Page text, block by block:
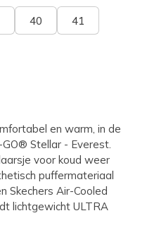
40 41
en warm, in de
Stellar - Everest.
voor koud weer
puffermateriaal
Skechers Air-Cooled
lichtgewicht ULTRA